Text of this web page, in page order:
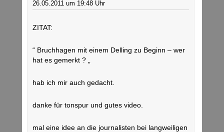
26.05.2011 um 19:48 Uhr
ZITAT:
“ Bruchhagen mit einem Delling zu Beginn – wer
hat es gemerkt ? „
hab ich mir auch gedacht.
danke für tonspur und gutes video.
mal eine idee an die journalisten bei langweiligen